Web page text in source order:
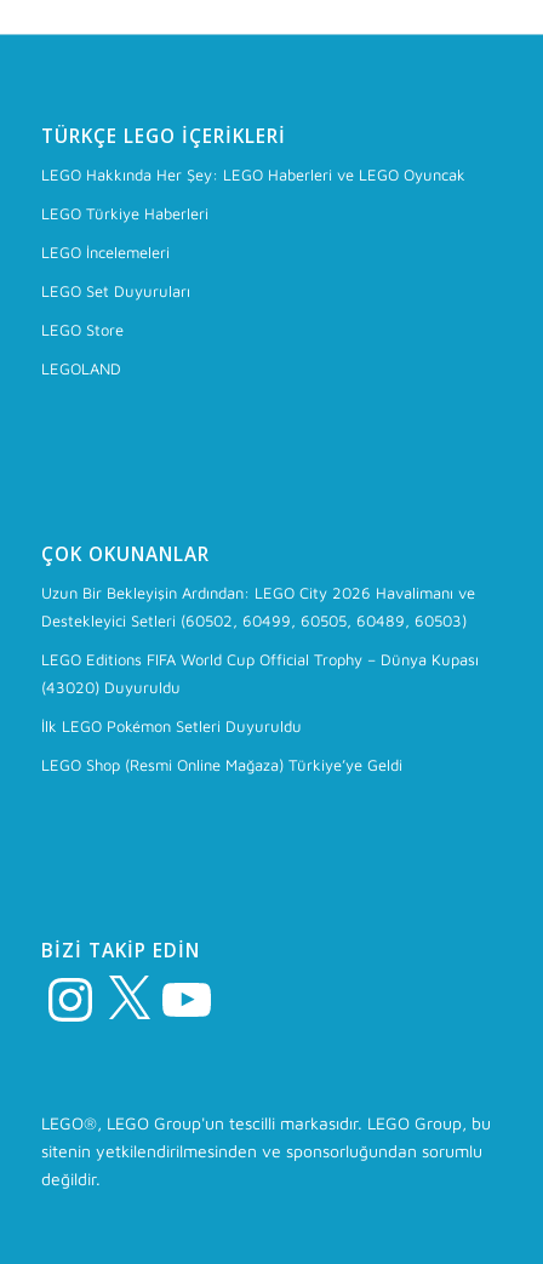
TÜRKÇE LEGO İÇERIKLERI
LEGO Hakkında Her Şey: LEGO Haberleri ve LEGO Oyuncak
LEGO Türkiye Haberleri
LEGO İncelemeleri
LEGO Set Duyuruları
LEGO Store
LEGOLAND
ÇOK OKUNANLAR
Uzun Bir Bekleyişin Ardından: LEGO City 2026 Havalimanı ve
Destekleyici Setleri (60502, 60499, 60505, 60489, 60503)
LEGO Editions FIFA World Cup Official Trophy – Dünya Kupası
(43020) Duyuruldu
İlk LEGO Pokémon Setleri Duyuruldu
LEGO Shop (Resmi Online Mağaza) Türkiye’ye Geldi
BIZI TAKIP EDIN
Instagram YouTube
LEGO®, LEGO Group'un tescilli markasıdır. LEGO Group, bu
sitenin yetkilendirilmesinden ve sponsorluğundan sorumlu
değildir.